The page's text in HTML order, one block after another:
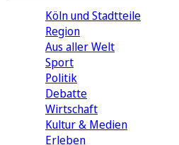
Köln und Stadtteile
Region
Aus aller Welt
Sport
Politik
Debatte
Wirtschaft
Kultur & Medien
Erleben